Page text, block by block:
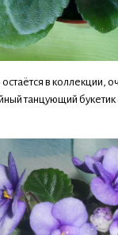
в коллекции,
танцующий